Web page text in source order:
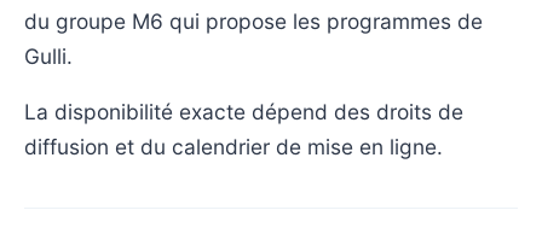
du groupe M6 qui propose les programmes de
Gulli.
La disponibilité exacte dépend des droits de
diffusion et du calendrier de mise en ligne.